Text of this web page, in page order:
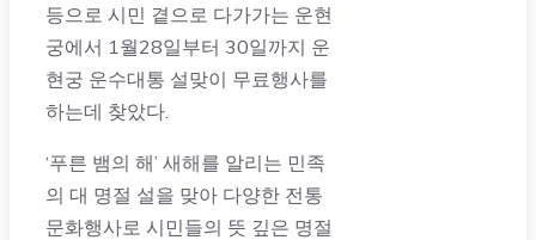
등으로 시민 곁으로 다가가는 운현
궁에서 1월28일부터 30일까지 운
현궁 운수대통 설맞이 무료행사를
하는데 찾았다.
‘푸른 뱀의 해’ 새해를 알리는 민족
의 대 명절 설을 맞아 다양한 전통
문화행사로 시민들의 뜻 깊은 명절